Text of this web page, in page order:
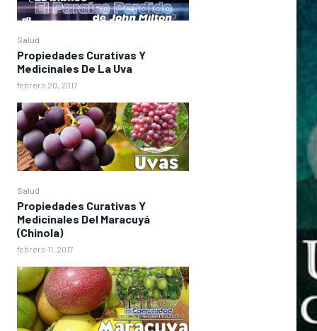
Salud
Propiedades Curativas Y
Medicinales De La Uva
febrero 20, 2017
Salud
Propiedades Curativas Y
Medicinales Del Maracuyá
(Chinola)
febrero 11, 2017